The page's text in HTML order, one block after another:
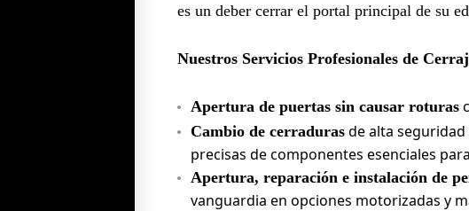
es un deber cerrar el portal principal de su
Nuestros Servicios Profesionales de
Apertura de puertas sin causar roturas
Cambio de cerraduras de alta
precisas de componentes esenciales
Apertura, reparación e instalación de
vanguardia en opciones motorizadas y